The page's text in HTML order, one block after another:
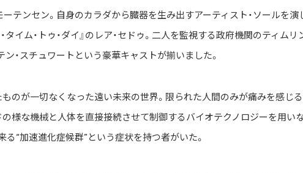
ーテンセン。自身のカラダから臓器を生み出すアーティスト・ソールを演
タイム・トゥ・ダイ』のレア・セドゥ。二人を監視する政府機関のティムリ
・スチュワートという豪華キャストが揃いました。
のが一切なくなった遠い未来の世界。限られた人間のみが痛みを感じ
様な機械と人体を直接接続させて制御するバイオテクノロジーを用い
“加速進化症候群”という症状を持つ者がいた。